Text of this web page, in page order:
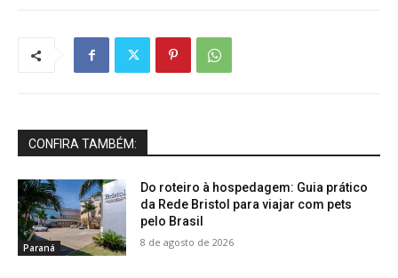
CONFIRA TAMBÉM:
Paraná
Do roteiro à hospedagem: Guia prático
da Rede Bristol para viajar com pets
pelo Brasil
8 de agosto de 2026